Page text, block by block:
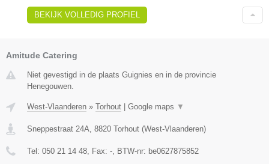
BEKIJK VOLLEDIG PROFIEL
Amitude Catering
Niet gevestigd in de plaats Guignies en in de provincie
Henegouwen.
West-Vlaanderen » Torhout Google maps ▼
Sneppestraat 24A, 8820 Torhout (West-Vlaanderen)
Tel: 050 21 14 48, Fax: -, BTW-nr: be0627875852